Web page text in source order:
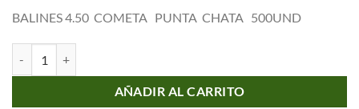
BALINES 4.50 COMETA PUNTA CHATA 500UND
AÑADIR AL CARRITO